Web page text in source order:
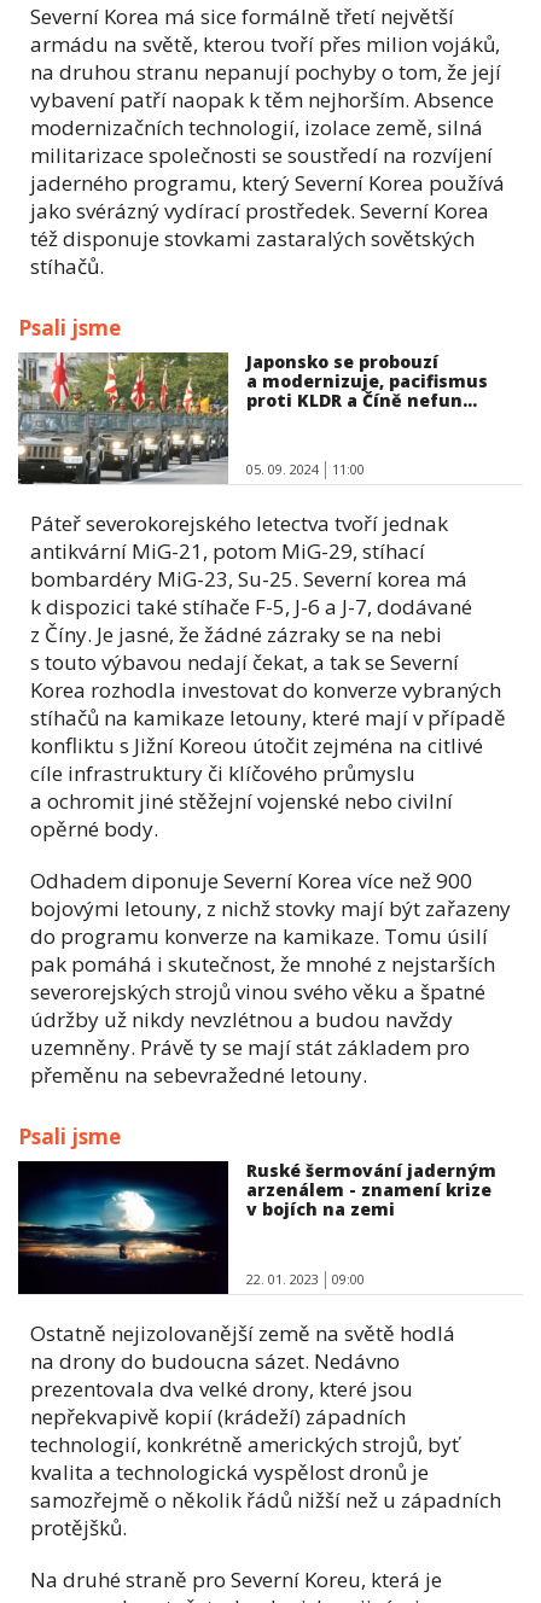
Severní Korea má sice formálně třetí největší
armádu na světě, kterou tvoří přes milion vojáků,
na druhou stranu nepanují pochyby o tom, že její
vybavení patří naopak k těm nejhorším. Absence
modernizačních technologií, izolace země, silná
militarizace společnosti se soustředí na rozvíjení
jaderného programu, který Severní Korea používá
jako svérázný vydírací prostředek. Severní Korea
též disponuje stovkami zastaralých sovětských
stíhačů.
Psali jsme
Japonsko se probouzí
a modernizuje, pacifismus
proti KLDR a Číně nefun...
05. 09. 2024 11:00
Páteř severokorejského letectva tvoří jednak
antikvární MiG-21, potom MiG-29, stíhací
bombardéry MiG-23, Su-25. Severní korea má
k dispozici také stíhače F-5, J-6 a J-7, dodávané
z Číny. Je jasné, že žádné zázraky se na nebi
s touto výbavou nedají čekat, a tak se Severní
Korea rozhodla investovat do konverze vybraných
stíhačů na kamikaze letouny, které mají v případě
konfliktu s Jižní Koreou útočit zejména na citlivé
cíle infrastruktury či klíčového průmyslu
a ochromit jiné stěžejní vojenské nebo civilní
opěrné body.
Odhadem diponuje Severní Korea více než 900
bojovými letouny, z nichž stovky mají být zařazeny
do programu konverze na kamikaze. Tomu úsilí
pak pomáhá i skutečnost, že mnohé z nejstarších
severorejských strojů vinou svého věku a špatné
údržby už nikdy nevzlétnou a budou navždy
uzemněny. Právě ty se mají stát základem pro
přeměnu na sebevražedné letouny.
Psali jsme
Ruské šermování jaderným
arzenálem - znamení krize
v bojích na zemi
22. 01. 2023 09:00
Ostatně nejizolovanější země na světě hodlá
na drony do budoucna sázet. Nedávno
prezentovala dva velké drony, které jsou
nepřekvapivě kopií (krádeží) západních
technologií, konkrétně amerických strojů, byť
kvalita a technologická vyspělost dronů je
samozřejmě o několik řádů nižší než u západních
protějšků.
Na druhé straně pro Severní Koreu, která je